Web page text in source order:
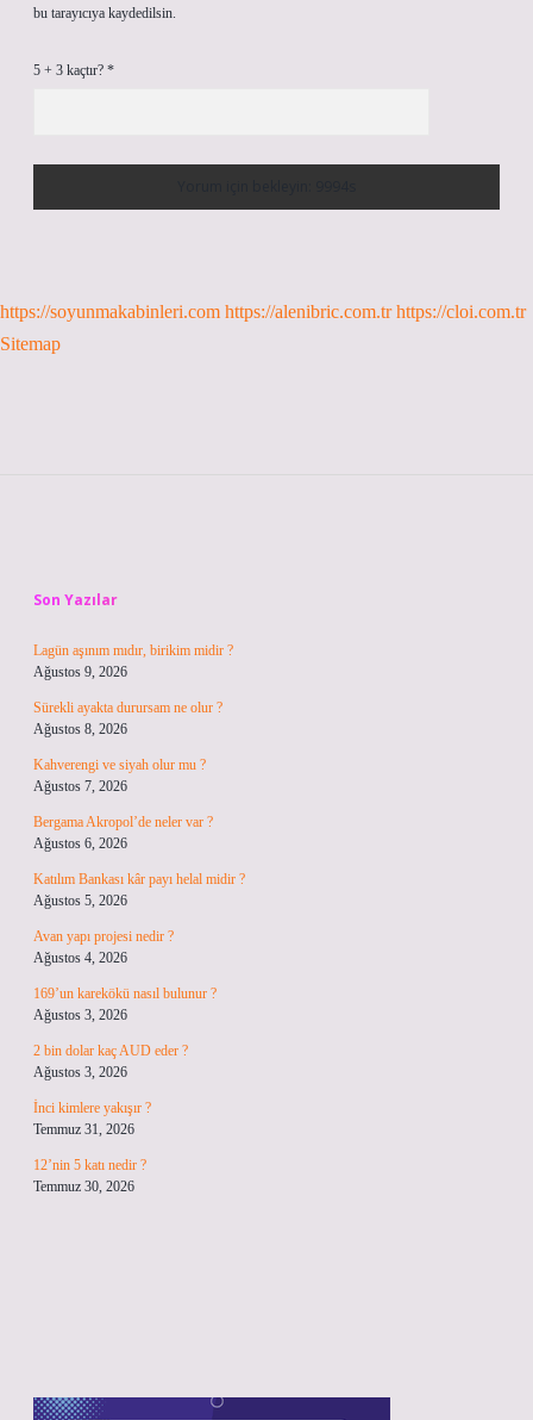
bu tarayıcıya kaydedilsin.
5 + 3 kaçtır? *
https://soyunmakabinleri.com https://alenibric.com.tr https://cloi.com.tr
Sitemap
Son Yazılar
Lagün aşınım mıdır, birikim midir ?
Ağustos 9, 2026
Sürekli ayakta durursam ne olur ?
Ağustos 8, 2026
Kahverengi ve siyah olur mu ?
Ağustos 7, 2026
Bergama Akropol’de neler var ?
Ağustos 6, 2026
Katılım Bankası kâr payı helal midir ?
Ağustos 5, 2026
Avan yapı projesi nedir ?
Ağustos 4, 2026
169’un karekökü nasıl bulunur ?
Ağustos 3, 2026
2 bin dolar kaç AUD eder ?
Ağustos 3, 2026
İnci kimlere yakışır ?
Temmuz 31, 2026
12’nin 5 katı nedir ?
Temmuz 30, 2026